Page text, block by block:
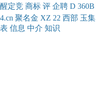
醒定竞 商标 评 企聘 D 360B
4.cn 聚名金 XZ 22 西部 玉集
表 信息 中介 知识